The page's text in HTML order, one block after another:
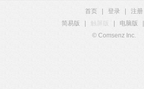
首页 登录
注册
简易版
触屏版 电脑版
© Comsenz Inc.